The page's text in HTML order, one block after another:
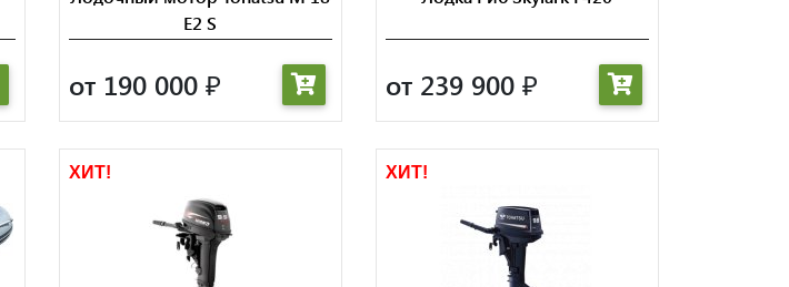
E2 S
от 190 000 ₽ от 239 900 ₽
ХИТ! ХИТ!